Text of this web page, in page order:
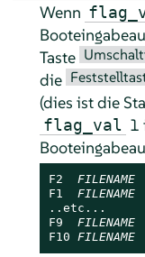
Wenn
Taste
die
(dies ist die
flag_val 1
F2 FILENAME
F1 FILENAME
..etc...
F9 FILENAME
F10 FILENAME